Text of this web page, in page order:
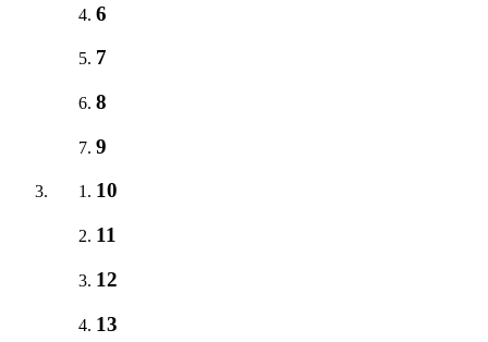
6
7
8
9
10
11
12
13